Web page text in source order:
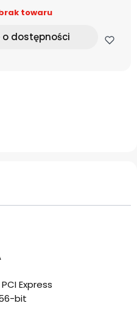
towaru
dostępności
PCI Express
bit